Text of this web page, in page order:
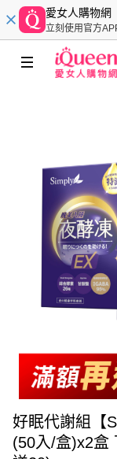
愛女人購物網
立刻使用官方
好眠代謝組【
(50入/盒)x2盒